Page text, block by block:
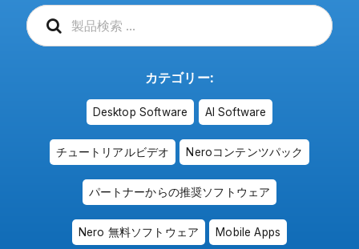
カテゴリー:
Desktop Software AI Software
チュートリアルビデオ Neroコンテンツパック
パートナーからの推奨ソフトウェア
Nero 無料ソフトウェア Mobile Apps